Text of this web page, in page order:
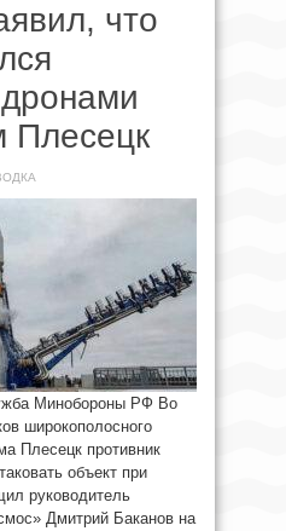
что
Плесецк
Минобороны РФ Во
широкополосного
Плесецк противник
объект при
руководитель
Дмитрий Баканов на